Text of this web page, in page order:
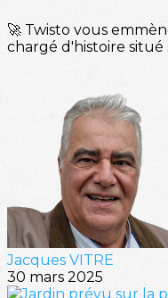
🚀 Twisto vous
chargé d'histoire situé
Jacques VITRE
30 mars 2025